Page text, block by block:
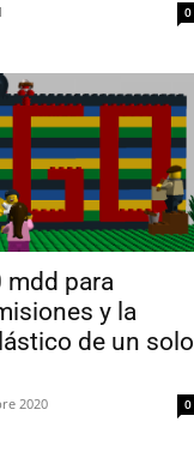
0
mdd para
y la
de un solo
2020 0